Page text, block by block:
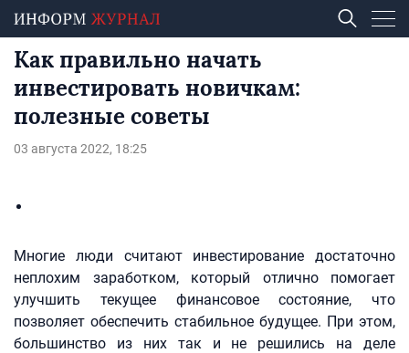
Как правильно начать
инвестировать новичкам:
полезные советы
03 августа 2022, 18:25
Многие люди считают инвестирование достаточно
неплохим заработком, который отлично помогает
улучшить текущее финансовое состояние, что
позволяет обеспечить стабильное будущее. При этом,
большинство из них так и не решились на деле